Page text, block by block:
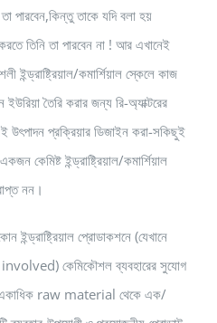
পারবেন,কিন্তু তাকে যদি বলা হয়
তিনি তা পারবেন না ! আর এখানেই
কমার্শিয়াল স্কেলে কাজ
তৈরি করার জন্য রি-অ্যাক্টরের
প্রক্রিয়ার ডিজাইন করা-সকিছুই
কেমিষ্ট ইন্ড্রাষ্ট্রিয়াল/কমার্শিয়াল
নন।
প্রোডাকশনে (যেখানে
কেমিকৌশল ব্যবহারের সুযোগ
একাধিক raw material থেকে এক/